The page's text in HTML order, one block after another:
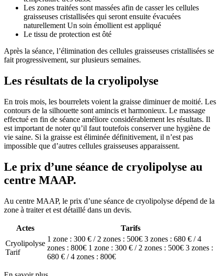
Les zones traitées sont massées afin de casser les cellules
graisseuses cristallisées qui seront ensuite évacuées
naturellement Un soin émollient est appliqué
Le tissu de protection est ôté
Après la séance, l’élimination des cellules graisseuses cristallisées se
fait progressivement, sur plusieurs semaines.
Les résultats de la cryolipolyse
En trois mois, les bourrelets voient la graisse diminuer de moitié. Les
contours de la silhouette sont amincis et harmonieux. Le massage
effectué en fin de séance améliore considérablement les résultats. Il
est important de noter qu’il faut toutefois conserver une hygiène de
vie saine. Si la graisse est éliminée définitivement, il n’est pas
impossible que d’autres cellules graisseuses apparaissent.
Le prix d’une séance de cryolipolyse au
centre MAAP.
Au centre MAAP, le prix d’une séance de cryolipolyse dépend de la
zone à traiter et est détaillé dans un devis.
Actes
Tarifs
Cryolipolyse
Tarif
1 zone : 300 € / 2 zones : 500€ 3 zones : 680 € / 4
zones : 800€ 1 zone : 300 € / 2 zones : 500€ 3 zones :
680 € / 4 zones : 800€